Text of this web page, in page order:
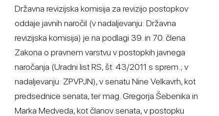
Državna revizijska komisija za revizijo postopkov
oddaje javnih naročil (v nadaljevanju: Državna
revizijska komisija) je na podlagi 39. in 70. člena
Zakona o pravnem varstvu v postopkih javnega
naročanja (Uradni list RS, št. 43/2011 s sprem.; v
nadaljevanju: ZPVPJN), v senatu Nine Velkavrh, kot
predsednice senata, ter mag. Gregorja Šebenika in
Marka Medveda, kot članov senata, v postopku